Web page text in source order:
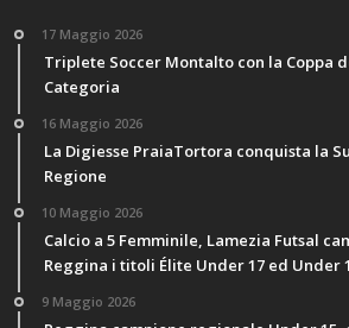
17 Maggio 2026
Triplete Soccer Montalto con la Coppa
Categoria
16 Maggio 2026
La Digiesse PraiaTortora conquista la
Regione
10 Maggio 2026
Calcio a 5 Femminile, Lamezia Futsal
Reggina i titoli Élite Under 17 ed Under
9 Maggio 2026